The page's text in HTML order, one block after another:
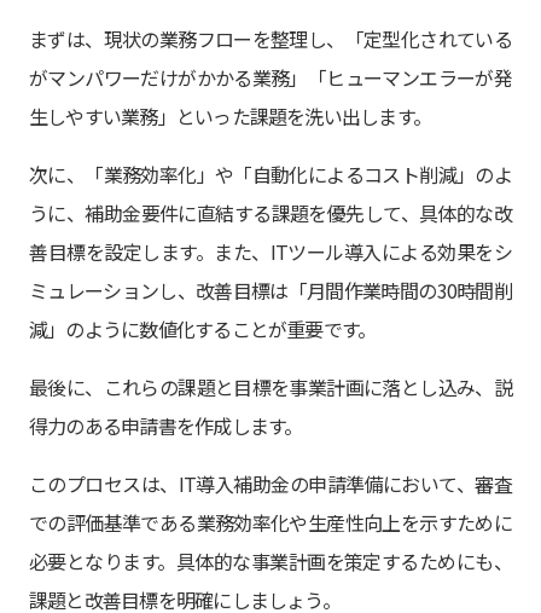
まずは、現状の業務フローを整理し、「定型化されている
がマンパワーだけがかかる業務」「ヒューマンエラーが発
生しやすい業務」といった課題を洗い出します。
次に、「業務効率化」や「自動化によるコスト削減」のよ
うに、補助金要件に直結する課題を優先して、具体的な改
善目標を設定します。また、ITツール導入による効果をシ
ミュレーションし、改善目標は「月間作業時間の30時間削
減」のように数値化することが重要です。
最後に、これらの課題と目標を事業計画に落とし込み、説
得力のある申請書を作成します。
このプロセスは、IT導入補助金の申請準備において、審査
での評価基準である業務効率化や生産性向上を示すために
必要となります。具体的な事業計画を策定するためにも、
課題と改善目標を明確にしましょう。